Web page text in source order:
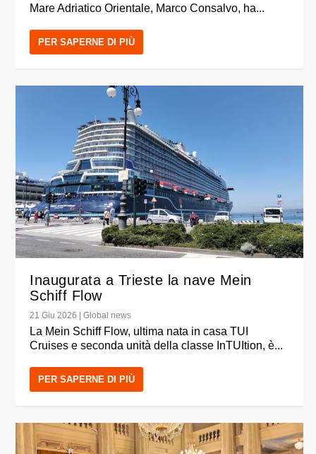
Mare Adriatico Orientale, Marco Consalvo, ha...
PER SAPERNE DI PIÙ
Inaugurata a Trieste la nave Mein
Schiff Flow
21 Giu 2026 |Global news
La Mein Schiff Flow, ultima nata in casa TUI
Cruises e seconda unità della classe InTUItion, è...
PER SAPERNE DI PIÙ